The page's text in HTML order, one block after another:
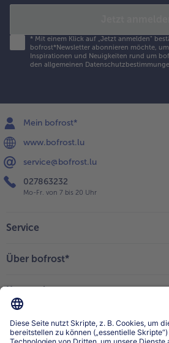
* Mit einem Klick auf „Jetzt anmelden"
bofrost*Newsletter abonnieren möchte,
Inspirationen und Neuigkeiten rund um
den allgemeinen
Mein bofrost*
www.bofrost.lu
service@bofrost.lu
027863232
Mo-Fr. von 7 bis 20 Uhr
Service
Über bofrost*
Kategorien